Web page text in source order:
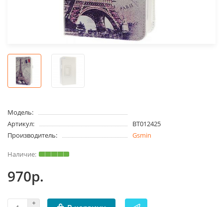
Модель:
Артикул:
BT012425
Производитель:
Gsmin
970р.